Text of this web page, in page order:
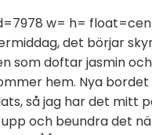
w= h=
det börjar
som doftar jasmin
hem. Nya
så jag har det mitt
och beundra det